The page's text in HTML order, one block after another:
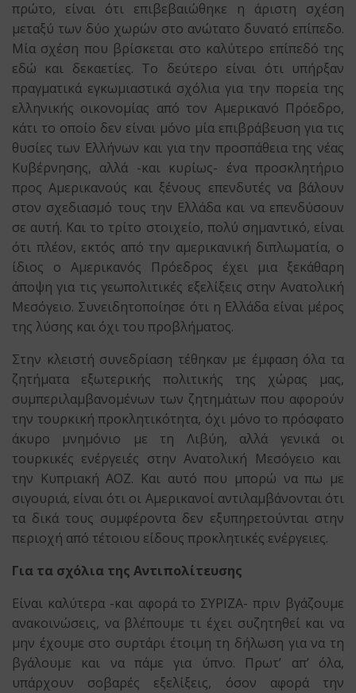
πρώτο, είναι ότι επιβεβαιώθηκε η άριστη σχέση
μεταξύ των δύο χωρών στο ανώτατο δυνατό επίπεδο.
Μία σχέση που βρίσκεται στο καλύτερο επίπεδό της
εδώ και δεκαετίες. Το δεύτερο είναι ότι υπήρξαν
πραγματικά εγκωμιαστικά σχόλια για την πορεία της
ελληνικής οικονομίας από τον Αμερικανό Πρόεδρο,
κάτι το οποίο δεν είναι μόνο μία επιβράβευση για τις
θυσίες των Ελλήνων και για την προσπάθεια της νέας
Κυβέρνησης, αλλά -και κυρίως- ένα προσκλητήριο
προς Αμερικανούς και ξένους επενδυτές να βάλουν
στον σχεδιασμό τους την Ελλάδα και να επενδύσουν
σε αυτή. Και το τρίτο στοιχείο, πολύ σημαντικό, είναι
ότι πλέον, εκτός από την αμερικανική διπλωματία, ο
ίδιος ο Αμερικανός Πρόεδρος έχει μια ξεκάθαρη
άποψη για τις γεωπολιτικές εξελίξεις στην Ανατολική
Μεσόγειο. Συνειδητοποίησε ότι η Ελλάδα είναι μέρος
της λύσης και όχι του προβλήματος.
Στην κλειστή συνεδρίαση τέθηκαν με έμφαση όλα τα
ζητήματα εξωτερικής πολιτικής της χώρας μας,
συμπεριλαμβανομένων των ζητημάτων που αφορούν
την τουρκική προκλητικότητα, όχι μόνο το πρόσφατο
άκυρο μνημόνιο με τη Λιβύη, αλλά γενικά οι
τουρκικές ενέργειές στην Ανατολική Μεσόγειο και
την Κυπριακή ΑΟΖ. Και αυτό που μπορώ να πω με
σιγουριά, είναι ότι οι Αμερικανοί αντιλαμβάνονται ότι
τα δικά τους συμφέροντα δεν εξυπηρετούνται στην
περιοχή από τέτοιου είδους προκλητικές ενέργειες.
Για τα σχόλια της Αντιπολίτευσης
Είναι καλύτερα -και αφορά το ΣΥΡΙΖΑ- πριν βγάζουμε
ανακοινώσεις, να βλέπουμε τι έχει συζητηθεί και να
μην έχουμε στο συρτάρι έτοιμη τη δήλωση για να τη
βγάλουμε και να πάμε για ύπνο. Πρωτ’ απ’ όλα,
υπάρχουν σοβαρές εξελίξεις, όσον αφορά την